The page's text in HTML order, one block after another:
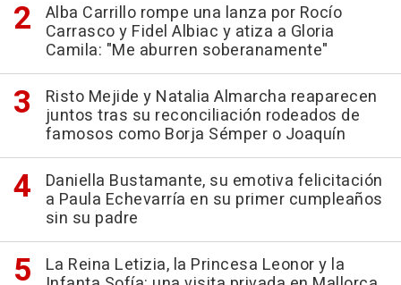
Alba Carrillo rompe una lanza por Rocío
Carrasco y Fidel Albiac y atiza a Gloria
Camila: "Me aburren soberanamente"
Risto Mejide y Natalia Almarcha reaparecen
juntos tras su reconciliación rodeados de
famosos como Borja Sémper o Joaquín
Daniella Bustamante, su emotiva felicitación
a Paula Echevarría en su primer cumpleaños
sin su padre
La Reina Letizia, la Princesa Leonor y la